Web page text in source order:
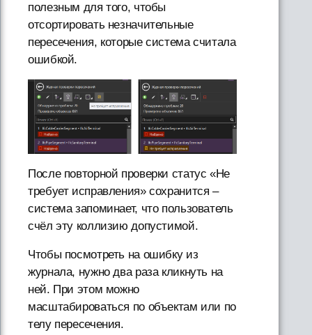
полезным для того, чтобы
отсортировать незначительные
пересечения, которые система считала
ошибкой.
После повторной проверки статус «Не
требует исправления» сохранится –
система запоминает, что пользователь
счёл эту коллизию допустимой.
Чтобы посмотреть на ошибку из
журнала, нужно два раза кликнуть на
ней. При этом можно
масштабироваться по объектам или по
телу пересечения.